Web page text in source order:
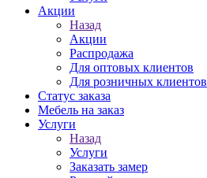
Акции
Назад
Акции
Распродажа
Для оптовых клиентов
Для розничных клиентов
Статус заказа
Мебель на заказ
Услуги
Назад
Услуги
Заказать замер